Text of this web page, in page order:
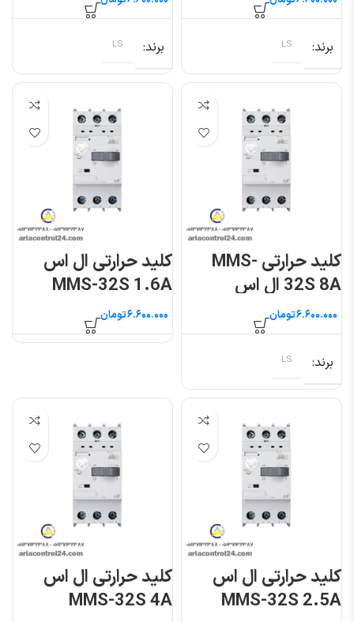
برند LS برند LS
کلید حرارتی MMS-
32S 8A ال اس
تومان
برند LS
کلید حرارتی ال اس
MMS-32S 1.6A
تومان
کلید حرارتی ال اس
MMS-32S 2.5A
کلید حرارتی ال اس
MMS-32S 4A